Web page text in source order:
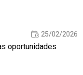
25/02/2026
oportunidades